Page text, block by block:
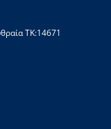
ΤΚ:14671